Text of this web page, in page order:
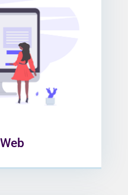
centrados en
modernas
a pantallas.
a tus
tipos de sitios
landing page,